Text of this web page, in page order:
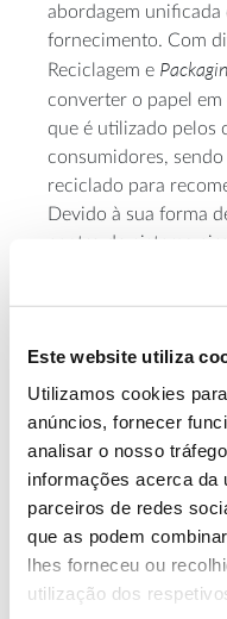
Este website utiliza
Utilizamos cookies
anúncios, fornecer
analisar o nosso
informações acerca da
parceiros de redes
que as podem
lhes forneceu ou
utilização dos
abordagem unificada
fornecimento. Com
Reciclagem e
converter o papel
que é utilizado pelos
consumidores,
reciclado para
Devido à sua forma
centro do sistema
numa posição
Ellen MacArthur–
em economia
conjunto de
700designersda
estes “Princípios”
packagingmais
que permitem